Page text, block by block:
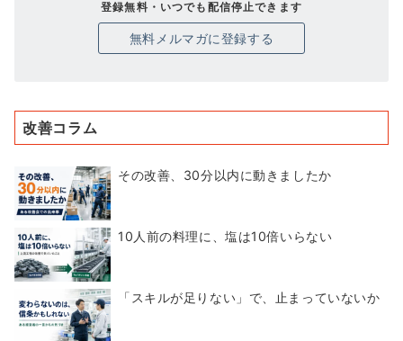
登録無料・いつでも配信停止できます
無料メルマガに登録する
改善コラム
その改善、30分以内に動きましたか
10人前の料理に、塩は10倍いらない
「スキルが足りない」で、止まっていないか